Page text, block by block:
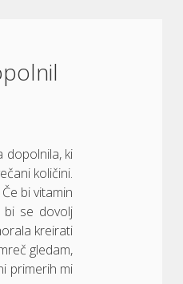
dopolnila, ki
količini.
bi vitamin
se dovolj
kreirati
gledam,
primerih mi